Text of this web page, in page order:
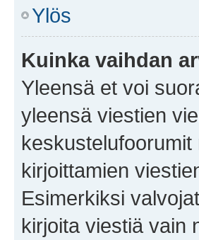
Ylös
Kuinka vaihdan
Yleensä et voi
yleensä viestien
kirjoittamien
Esimerkiksi
kirjoita viestiä vain